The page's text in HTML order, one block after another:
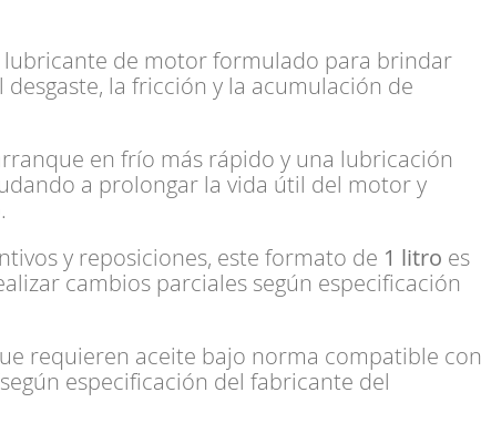
lubricante de motor formulado para brindar
la fricción y la acumulación de
en frío más rápido y una lubricación
a prolongar la vida útil del motor y
y reposiciones, este formato de 1 litro es
cambios parciales según especificación
requieren aceite bajo norma compatible con
especificación del fabricante del